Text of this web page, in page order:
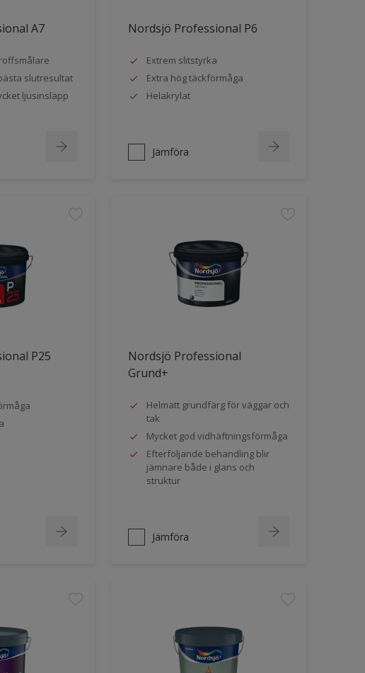
A7
slutresultat
ljusinsläpp
Nordsjö Professional P6
Extrem slitstyrka
Extra hög täckförmåga
Helakrylat
Jämföra
P25
Nordsjö Professional
Grund+
Helmatt grundfärg för väggar och
tak
Mycket god vidhäftningsförmåga
Efterföljande behandling blir
jämnare både i glans och
struktur
Jämföra